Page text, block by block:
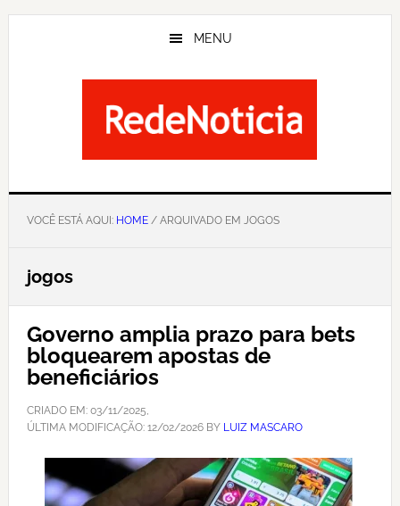
Skip
MENU
VOCÊ ESTÁ AQUI: HOME/ ARQUIVADO EM JOGOS
jogos
Governo amplia prazo para bets
bloquearem apostas de
beneficiários
CRIADO EM: 03/11/2025,
ÚLTIMA MODIFICAÇÃO: 12/02/2026BY LUIZ MASCARO